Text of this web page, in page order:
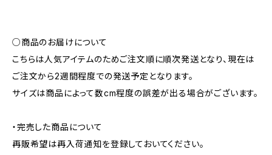
○商品のお届けについて
こちらは人気アイテムのためご注文順に順次発送となり、現在は
ご注文から2週間程度での発送予定となります。
サイズは商品によって数cm程度の誤差が出る場合がございます。
・完売した商品について
再販希望は再入荷通知を登録しておいてください。